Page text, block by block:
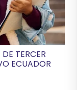
TERCER
ECUADOR